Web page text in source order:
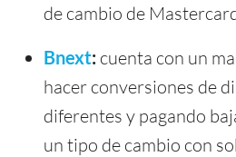
de cambio de
Bnext: cuenta con un
hacer conversiones de
diferentes y pagando
un tipo de cambio con